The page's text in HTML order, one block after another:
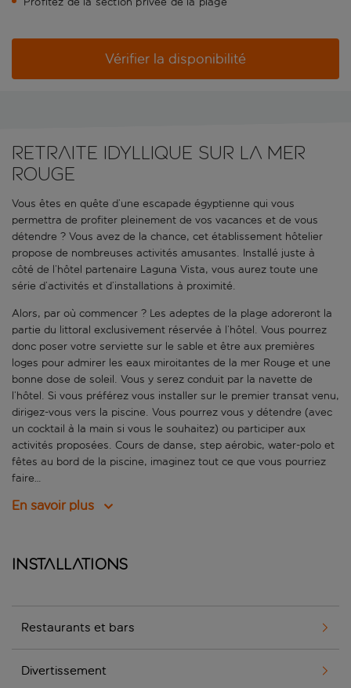
Vérifier la disponibilité
Retraite idyllique sur la mer
Rouge
Vous êtes en quête d’une escapade égyptienne qui vous
permettra de profiter pleinement de vos vacances et de vous
détendre ? Vous avez de la chance, cet établissement hôtelier
propose de nombreuses activités amusantes. Installé juste à
côté de l’hôtel partenaire Laguna Vista, vous aurez toute une
série d’activités et d’installations à proximité.
Alors, par où commencer ? Les adeptes de la plage adoreront la
partie du littoral exclusivement réservée à l’hôtel. Vous pourrez
donc poser votre serviette sur le sable et être aux premières
loges pour admirer les eaux miroitantes de la mer Rouge et une
bonne dose de soleil. Vous y serez conduit par la navette de
l’hôtel. Si vous préférez vous installer sur le premier transat venu,
dirigez-vous vers la piscine. Vous pourrez vous y détendre (avec
un cocktail à la main si vous le souhaitez) ou participer aux
activités proposées. Cours de danse, step aérobic, water-polo et
fêtes au bord de la piscine, imaginez tout ce que vous pourriez
faire…
En savoir plus
Installations
Restaurants et bars
Divertissement